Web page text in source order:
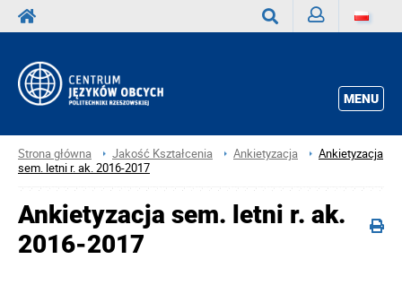
MENU
Strona główna Jakość Kształcenia Ankietyzacja
Ankietyzacja
sem. letni r. ak. 2016-2017
Ankietyzacja sem. letni r. ak.
2016-2017